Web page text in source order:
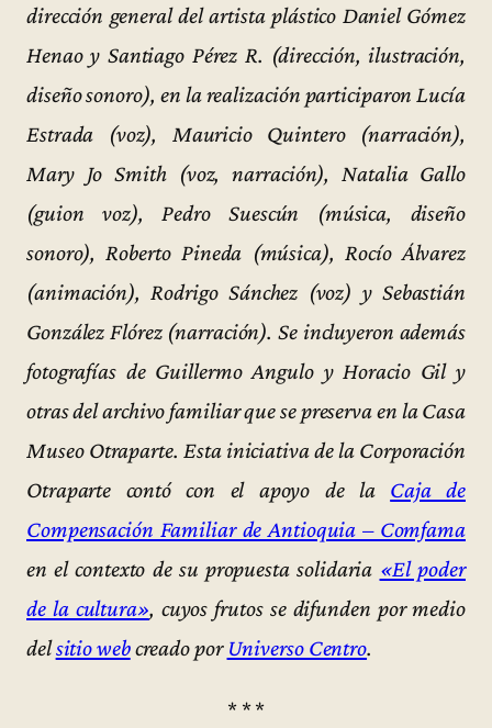
dirección general del artista plástico Daniel Gómez
Henao y Santiago Pérez R. (dirección, ilustración,
diseño sonoro), en la realización participaron Lucía
Estrada (voz), Mauricio Quintero (narración),
Mary Jo Smith (voz, narración), Natalia Gallo
(guion voz), Pedro Suescún (música, diseño
sonoro), Roberto Pineda (música), Rocío Álvarez
(animación), Rodrigo Sánchez (voz) y Sebastián
González Flórez (narración). Se incluyeron además
fotografías de Guillermo Angulo y Horacio Gil y
otras del archivo familiar que se preserva en la Casa
Museo Otraparte. Esta iniciativa de la Corporación
Otraparte contó con el apoyo de la Caja de
Compensación Familiar de Antioquia – Comfama
en el contexto de su propuesta solidaria «El poder
de la cultura», cuyos frutos se difunden por medio
delsitio webcreado por Universo Centro.
* * *